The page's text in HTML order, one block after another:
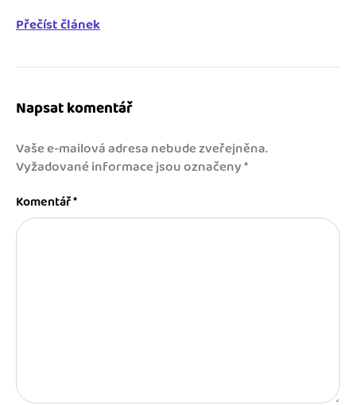
Přečíst článek
Napsat komentář
Vaše e-mailová adresa nebude zveřejněna.
Vyžadované informace jsou označeny*
Komentář*